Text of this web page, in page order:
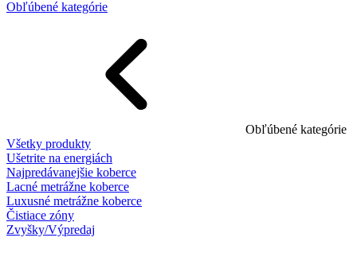
Obľúbené kategórie
Obľúbené kategórie
Všetky produkty
Ušetrite na energiách
Najpredávanejšie koberce
Lacné metrážne koberce
Luxusné metrážne koberce
Čistiace zóny
Zvyšky/Výpredaj